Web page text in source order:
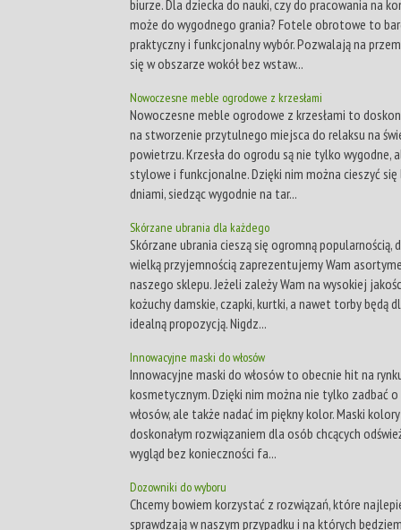
biurze. Dla dziecka do nauki, czy do pracowania na
może do wygodnego grania? Fotele obrotowe to
praktyczny i funkcjonalny wybór. Pozwalają na
się w obszarze wokół bez wstaw...
Nowoczesne meble ogrodowe z krzesłami
Nowoczesne meble ogrodowe z krzesłami to
na stworzenie przytulnego miejsca do relaksu na
powietrzu. Krzesła do ogrodu są nie tylko wygodne,
stylowe i funkcjonalne. Dzięki nim można cieszyć
dniami, siedząc wygodnie na tar...
Skórzane ubrania dla każdego
Skórzane ubrania cieszą się ogromną popularnością,
wielką przyjemnością zaprezentujemy Wam
naszego sklepu. Jeżeli zależy Wam na wysokiej
kożuchy damskie, czapki, kurtki, a nawet torby będą
idealną propozycją. Nigdz...
Innowacyjne maski do włosów
Innowacyjne maski do włosów to obecnie hit na
kosmetycznym. Dzięki nim można nie tylko zadbać
włosów, ale także nadać im piękny kolor. Maski
doskonałym rozwiązaniem dla osób chcących
wygląd bez konieczności fa...
Dozowniki do wyboru
Chcemy bowiem korzystać z rozwiązań, które
sprawdzają w naszym przypadku i na których